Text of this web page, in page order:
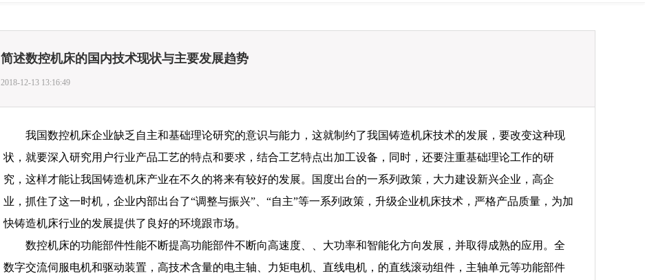
简述数控机床的国内技术现状与主要发展趋势
2018-12-13 13:16:49
我国数控机床企业缺乏自主和基础理论研究的意识与能力，这就制约了我国铸造机床技术的发展，要改变这种现
状，就要深入研究用户行业产品工艺的特点和要求，结合工艺特点出加工设备，同时，还要注重基础理论工作的研
究，这样才能让我国铸造机床产业在不久的将来有较好的发展。国度出台的一系列政策，大力建设新兴企业，高企
业，抓住了这一时机，企业内部出台了“调整与振兴”、“自主”等一系列政策，升级企业机床技术，严格产品质量，为加
快铸造机床行业的发展提供了良好的环境跟市场。
数控机床的功能部件性能不断提高功能部件不断向高速度、、大功率和智能化方向发展，并取得成熟的应用。全
数字交流伺服电机和驱动装置，高技术含量的电主轴、力矩电机、直线电机，的直线滚动组件，主轴单元等功能部件